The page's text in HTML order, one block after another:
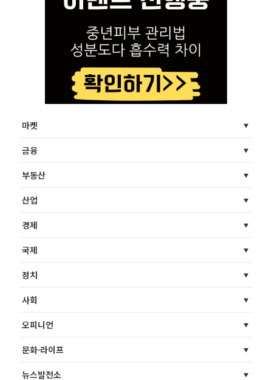
마켓
금융
부동산
산업
경제
국제
정치
사회
오피니언
문화·라이프
뉴스발전소